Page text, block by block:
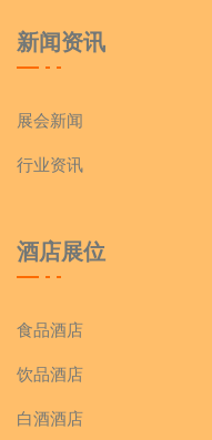
新闻资讯
展会新闻
行业资讯
酒店展位
食品酒店
饮品酒店
白酒酒店